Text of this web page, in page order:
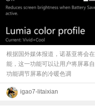
根据国外媒体报道，诺基亚将会
能，这一功能可以让用户将屏幕
功能调节屏幕的冷暖色调
igao7-litaixian